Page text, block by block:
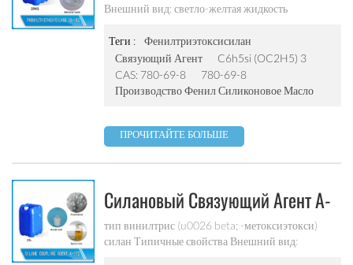
Внешний вид: светло-желтая жидкость
вспышки: 42 ℃ молекулярный вес: 240 точка
кипения: 112 плотность: 0,993 ± 0,005 г / см 3
показатель преломления: 1,458 ± 0,005
структурная формула: c 6 час 5 Si (OC 2 час 5 ) 3
обработка материалов сшивающий агент
силиконовой смолы -препараты органических
полимерных материалов хранение и обработка
плотно закрытых оригинальных контейнерах при
5-40 ℃ Срок годности: 12 месяцев с даты
поставки в соответствии с перевозками опасных
грузов
Теги :
Фенилтриэтоксисилан
Связующий Агент
C6h5si (OC2H5) 3
CAS: 780-69-8
780-69-8
Производство Фенил Силиконовое Масло
ПРОЧИТАЙТЕ БОЛЬШЕ
Силановый Связующий Агент A-
172
тип винилтрис (u0026 beta; -метоксиэтокси)
силан Типичные свойства Внешний вид: